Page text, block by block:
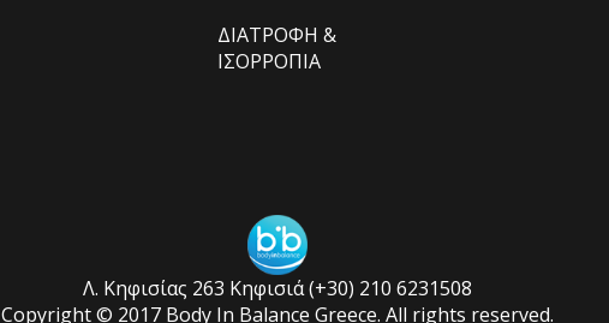
ΔΙΑΤΡΟΦΗ &
ΙΣΟΡΡΟΠΙΑ
Λ. Κηφισίας 263 Κηφισιά (+30) 210 6231508
Copyright © 2017 Body In Balance Greece. All rights reserved.